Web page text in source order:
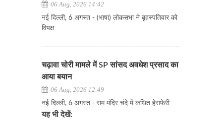
06 Aug, 2026 14:42
नई दिल्ली, 6 अगस्त - (भाषा) लोकसभा ने बृहस्पतिवार को
विपक्ष
चढ़ावा चोरी मामले में SP सांसद अवधेश प्रसाद का
आया बयान
06 Aug, 2026 12:49
नई दिल्ली, 6 अगस्त - राम मंदिर चंदे में कथित हेराफेरी
यह भी देखें: